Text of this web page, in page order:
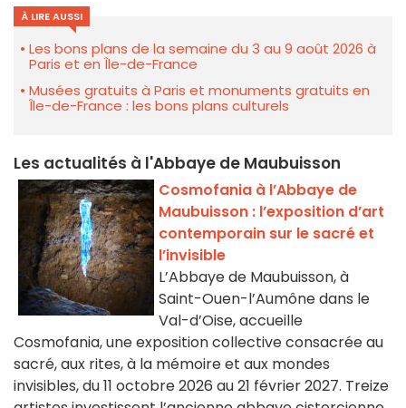
À LIRE AUSSI
Les bons plans de la semaine du 3 au 9 août 2026 à
Paris et en Île-de-France
Musées gratuits à Paris et monuments gratuits en
Île-de-France : les bons plans culturels
Les actualités à l'Abbaye de Maubuisson
Cosmofania à l’Abbaye de
Maubuisson : l’exposition d’art
contemporain sur le sacré et
l’invisible
L’Abbaye de Maubuisson, à
Saint-Ouen-l’Aumône dans le
Val-d’Oise, accueille
Cosmofania, une exposition collective consacrée au
sacré, aux rites, à la mémoire et aux mondes
invisibles, du 11 octobre 2026 au 21 février 2027. Treize